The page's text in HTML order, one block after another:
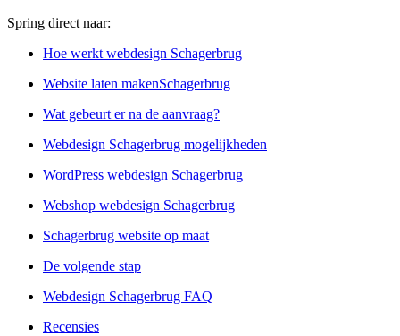
Spring direct naar:
Hoe werkt webdesign Schagerbrug
Website laten makenSchagerbrug
Wat gebeurt er na de aanvraag?
Webdesign Schagerbrug mogelijkheden
WordPress webdesign Schagerbrug
Webshop webdesign Schagerbrug
Schagerbrug website op maat
De volgende stap
Webdesign Schagerbrug FAQ
Recensies